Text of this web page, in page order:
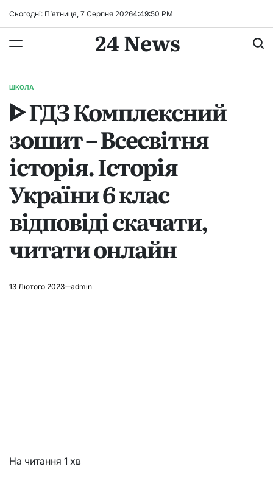
Сьогодні: П’ятниця, 7 Серпня 20264:49:50 PM
24 News
ОПУБЛІКУВАТИ
ШКОЛА
ᐈ ГДЗ Комплексний
зошит – Всесвітня
історія. Історія
України 6 клас
відповіді скачати,
читати онлайн
13 Лютого 2023 admin
На читання 1 хв